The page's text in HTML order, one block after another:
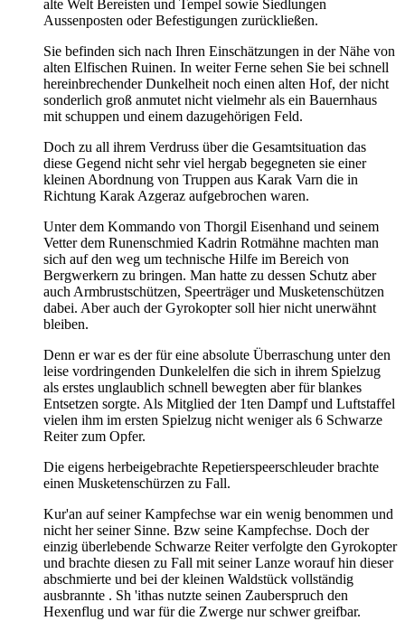
alte Welt Bereisten und Tempel sowie Siedlungen
Aussenposten oder Befestigungen zurückließen.
Sie befinden sich nach Ihren Einschätzungen in der Nähe von
alten Elfischen Ruinen. In weiter Ferne sehen Sie bei schnell
hereinbrechender Dunkelheit noch einen alten Hof, der nicht
sonderlich groß anmutet nicht vielmehr als ein Bauernhaus
mit schuppen und einem dazugehörigen Feld.
Doch zu all ihrem Verdruss über die Gesamtsituation das
diese Gegend nicht sehr viel hergab begegneten sie einer
kleinen Abordnung von Truppen aus Karak Varn die in
Richtung Karak Azgeraz aufgebrochen waren.
Unter dem Kommando von Thorgil Eisenhand und seinem
Vetter dem Runenschmied Kadrin Rotmähne machten man
sich auf den weg um technische Hilfe im Bereich von
Bergwerkern zu bringen. Man hatte zu dessen Schutz aber
auch Armbrustschützen, Speerträger und Musketenschützen
dabei. Aber auch der Gyrokopter soll hier nicht unerwähnt
bleiben.
Denn er war es der für eine absolute Überraschung unter den
leise vordringenden Dunkelelfen die sich in ihrem Spielzug
als erstes unglaublich schnell bewegten aber für blankes
Entsetzen sorgte. Als Mitglied der 1ten Dampf und Luftstaffel
vielen ihm im ersten Spielzug nicht weniger als 6 Schwarze
Reiter zum Opfer.
Die eigens herbeigebrachte Repetierspeerschleuder brachte
einen Musketenschürzen zu Fall.
Kur'an auf seiner Kampfechse war ein wenig benommen und
nicht her seiner Sinne. Bzw seine Kampfechse. Doch der
einzig überlebende Schwarze Reiter verfolgte den Gyrokopter
und brachte diesen zu Fall mit seiner Lanze worauf hin dieser
abschmierte und bei der kleinen Waldstück vollständig
ausbrannte . Sh 'ithas nutzte seinen Zauberspruch den
Hexenflug und war für die Zwerge nur schwer greifbar.